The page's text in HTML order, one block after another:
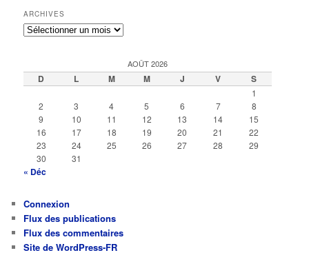
ARCHIVES
Archives
AOÛT 2026
D L M M J V S
1
2
3 4 5 6 7
8
9
10 11 12 13 14
15
16
17 18 19 20 21
22
23
24 25 26 27 28
29
30
31
« Déc
Connexion
Flux des publications
Flux des commentaires
Site de WordPress-FR